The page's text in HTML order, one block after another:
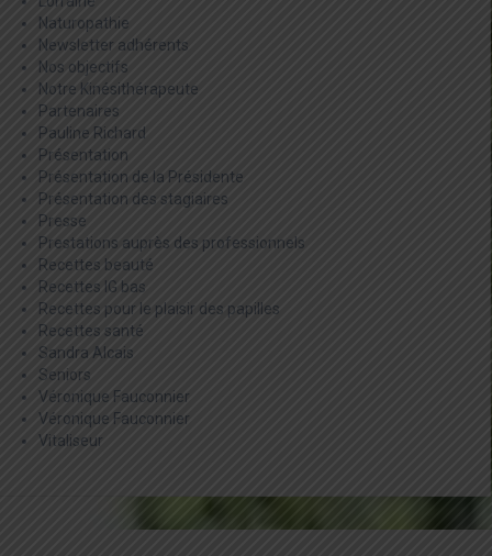
Naturopathie
Newsletter adhérents
Nos objectifs
Notre Kinésithérapeute
Partenaires
Pauline Richard
Présentation
Présentation de la Présidente
Présentation des stagiaires
Presse
Prestations auprès des professionnels
Recettes beauté
Recettes IG bas
Recettes pour le plaisir des papilles
Recettes santé
Sandra Alcais
Seniors
Véronique Fauconnier
Véronique Fauconnier
Vitaliseur